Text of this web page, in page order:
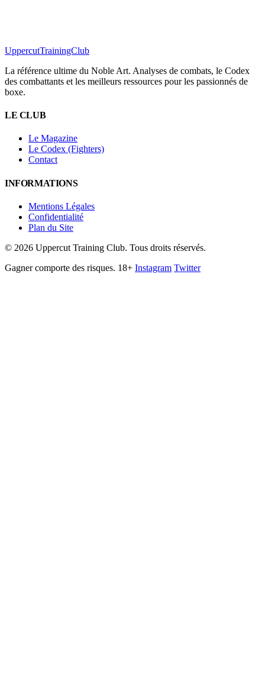
UppercutTrainingClub
La référence ultime du Noble Art. Analyses de combats, le Codex
des combattants et les meilleurs ressources pour les passionnés de
boxe.
LE CLUB
Le Magazine
Le Codex (Fighters)
Contact
INFORMATIONS
Mentions Légales
Confidentialité
Plan du Site
© 2026 Uppercut Training Club. Tous droits réservés.
Gagner comporte des risques. 18+ Instagram Twitter